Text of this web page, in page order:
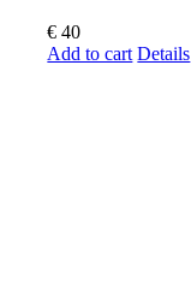
€ 40
Add to cart Details